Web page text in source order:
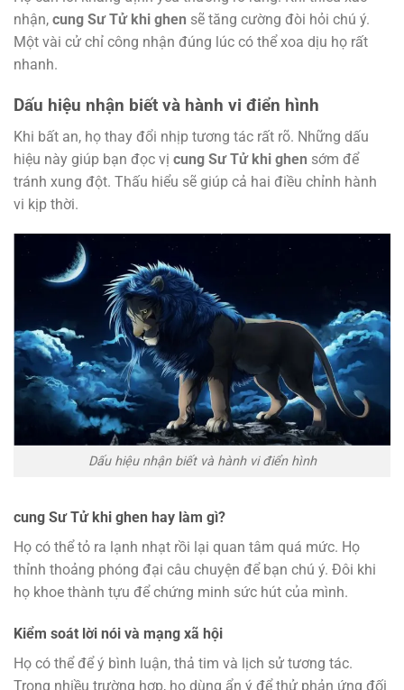
nhận, cung Sư Tử khi ghen sẽ tăng cường đòi hỏi chú ý.
Một vài cử chỉ công nhận đúng lúc có thể xoa dịu họ rất
nhanh.
Dấu hiệu nhận biết và hành vi điển hình
Khi bất an, họ thay đổi nhịp tương tác rất rõ. Những dấu
hiệu này giúp bạn đọc vị cung Sư Tử khi ghen sớm để
tránh xung đột. Thấu hiểu sẽ giúp cả hai điều chỉnh hành
vi kịp thời.
Dấu hiệu nhận biết và hành vi điển hình
cung Sư Tử khi ghen hay làm gì?
Họ có thể tỏ ra lạnh nhạt rồi lại quan tâm quá mức. Họ
thỉnh thoảng phóng đại câu chuyện để bạn chú ý. Đôi khi
họ khoe thành tựu để chứng minh sức hút của mình.
Kiểm soát lời nói và mạng xã hội
Họ có thể để ý bình luận, thả tim và lịch sử tương tác.
Trong nhiều trường hợp, họ dùng ẩn ý để thử phản ứng đối